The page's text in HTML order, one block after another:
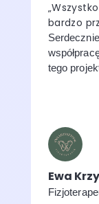
bardzo
tego
Ewa